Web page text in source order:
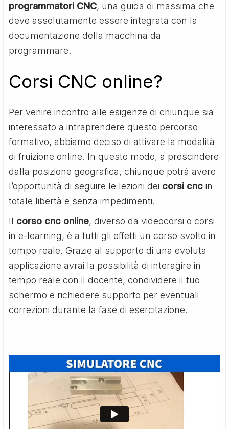
programmatori CNC, una guida di massima che
deve assolutamente essere integrata con la
documentazione della macchina da
programmare.
Corsi CNC online?
Per venire incontro alle esigenze di chiunque sia
interessato a intraprendere questo percorso
formativo, abbiamo deciso di attivare la modalità
di fruizione online. In questo modo, a prescindere
dalla posizione geografica, chiunque potrà avere
l’opportunità di seguire le lezioni dei corsi cnc in
totale libertà e senza impedimenti.
Il corso cnc online, diverso da videocorsi o corsi
in e-learning, è a tutti gli effetti un corso svolto in
tempo reale. Grazie al supporto di una evoluta
applicazione avrai la possibilità di interagire in
tempo reale con il docente, condividere il tuo
schermo e richiedere supporto per eventuali
correzioni durante la fase di esercitazione.